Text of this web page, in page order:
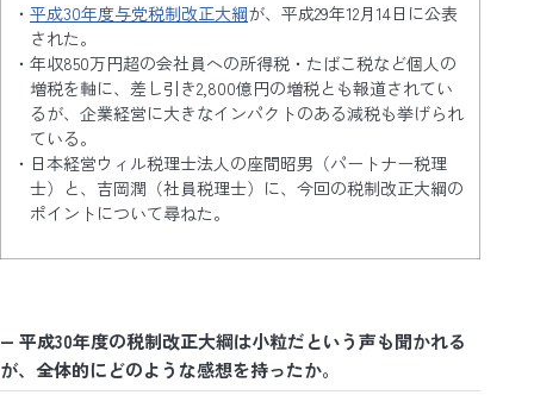
平成30年度与党税制改正大綱が、平成29年12月14日に公表
された。
年収850万円超の会社員への所得税・たばこ税など個人の
増税を軸に、差し引き2,800億円の増税とも報道されてい
るが、企業経営に大きなインパクトのある減税も挙げられ
ている。
日本経営ウィル税理士法人の座間昭男（パートナー税理
士）と、吉岡潤（社員税理士）に、今回の税制改正大綱の
ポイントについて尋ねた。
― 平成30年度の税制改正大綱は小粒だという声も聞かれる
が、全体的にどのような感想を持ったか。